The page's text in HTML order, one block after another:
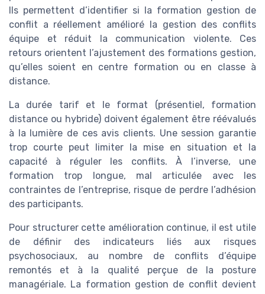
Ils permettent d’identifier si la formation gestion de
conflit a réellement amélioré la gestion des conflits
équipe et réduit la communication violente. Ces
retours orientent l’ajustement des formations gestion,
qu’elles soient en centre formation ou en classe à
distance.
La durée tarif et le format (présentiel, formation
distance ou hybride) doivent également être réévalués
à la lumière de ces avis clients. Une session garantie
trop courte peut limiter la mise en situation et la
capacité à réguler les conflits. À l’inverse, une
formation trop longue, mal articulée avec les
contraintes de l’entreprise, risque de perdre l’adhésion
des participants.
Pour structurer cette amélioration continue, il est utile
de définir des indicateurs liés aux risques
psychosociaux, au nombre de conflits d’équipe
remontés et à la qualité perçue de la posture
managériale. La formation gestion de conflit devient